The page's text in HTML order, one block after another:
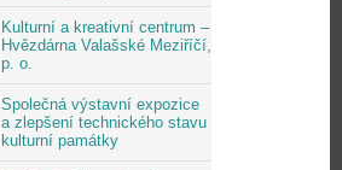
Kulturní a kreativní centrum –
Hvězdárna Valašské Meziříčí,
p. o.
Společná výstavní expozice
a zlepšení technického stavu
kulturní památky